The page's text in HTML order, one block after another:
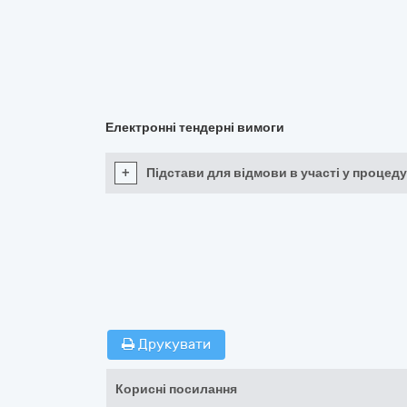
Електронні тендерні вимоги
+ Підстави для відмови в участі у
Друкувати
Корисні посилання